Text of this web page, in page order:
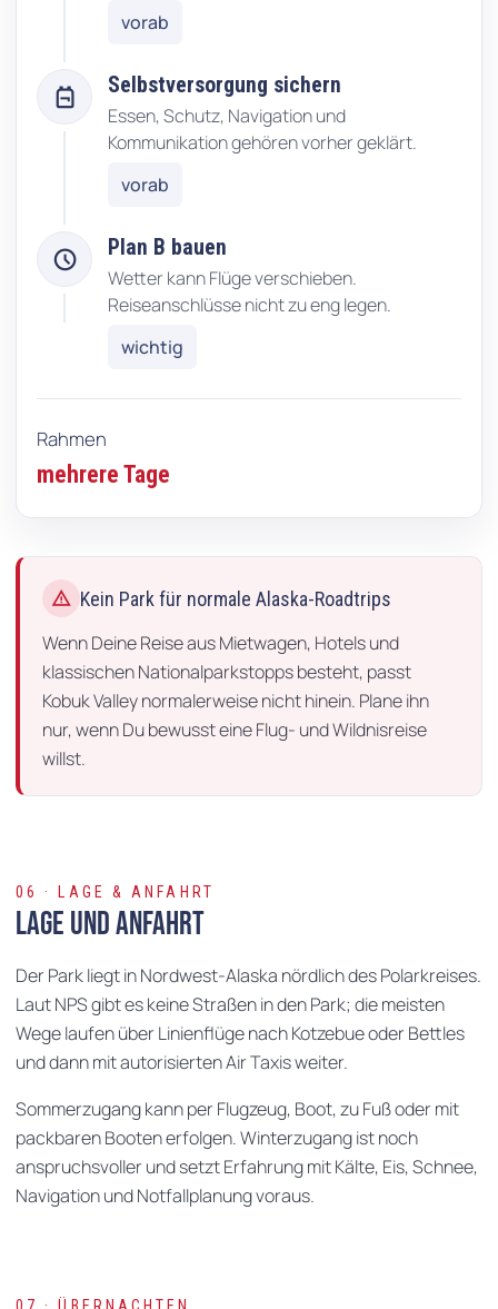
vorab
backpack Selbstversorgung sichern
Essen, Schutz, Navigation und
Kommunikation gehören vorher geklärt.
vorab
schedule Plan B bauen
Wetter kann Flüge verschieben.
Reiseanschlüsse nicht zu eng legen.
wichtig
Rahmen
mehrere Tage
warning Kein Park für normale Alaska-Roadtrips
Wenn Deine Reise aus Mietwagen, Hotels und
klassischen Nationalparkstopps besteht, passt
Kobuk Valley normalerweise nicht hinein. Plane ihn
nur, wenn Du bewusst eine Flug- und Wildnisreise
willst.
06 · LAGE & ANFAHRT
Lage und Anfahrt
Der Park liegt in Nordwest-Alaska nördlich des Polarkreises.
Laut NPS gibt es keine Straßen in den Park; die meisten
Wege laufen über Linienflüge nach Kotzebue oder Bettles
und dann mit autorisierten Air Taxis weiter.
Sommerzugang kann per Flugzeug, Boot, zu Fuß oder mit
packbaren Booten erfolgen. Winterzugang ist noch
anspruchsvoller und setzt Erfahrung mit Kälte, Eis, Schnee,
Navigation und Notfallplanung voraus.